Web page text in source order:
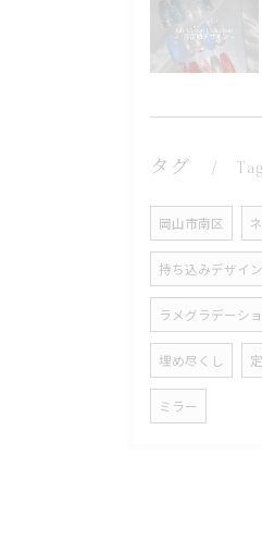
タグ
岡山市南区
持ち込みデザイン
ラメグラデーシ
埋め尽くし
ミラー